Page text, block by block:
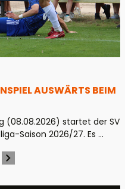
AUSWÄRTS BEIM
(08.08.2026) startet der SV
Saison 2026/27. Es ...